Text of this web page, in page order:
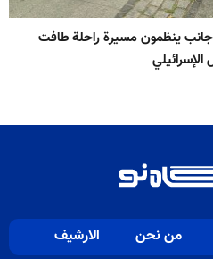
ينظمون مسيرة راحلة طافت
الإسرائيلي
من نحن الارشيف